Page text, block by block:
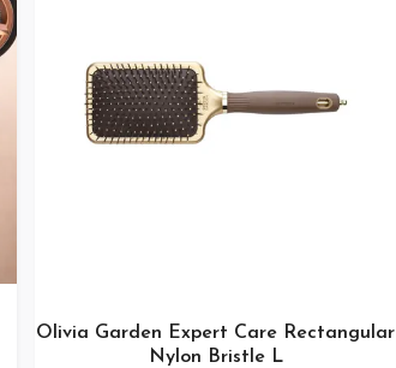
Olivia Garden Expert Care Rectangular
Nylon Bristle L